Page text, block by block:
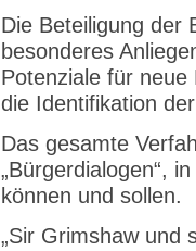
Die Beteiligung der
besonderes
Potenziale für
die Identifikation
Das gesamte
„Bürgerdialogen“,
können und sollen.
„Sir Grimshaw und